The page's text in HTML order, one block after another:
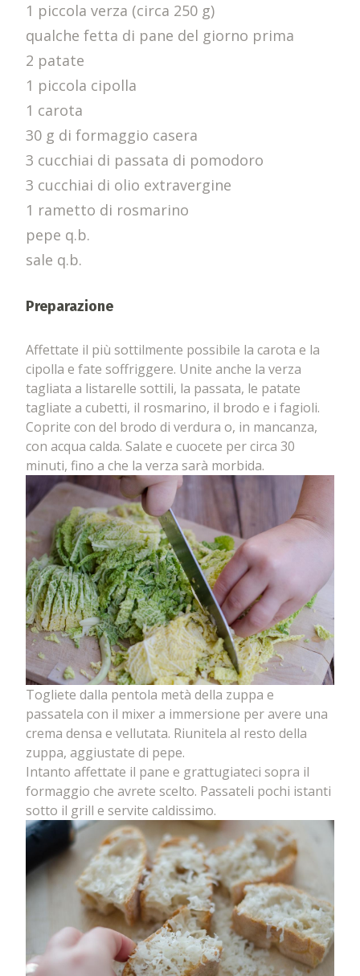
1 piccola verza (circa 250 g)
qualche fetta di pane del giorno prima
2 patate
1 piccola cipolla
1 carota
30 g di formaggio casera
3 cucchiai di passata di pomodoro
3 cucchiai di olio extravergine
1 rametto di rosmarino
pepe q.b.
sale q.b.
Preparazione
Affettate il più sottilmente possibile la carota e la
cipolla e fate soffriggere. Unite anche la verza
tagliata a listarelle sottili, la passata, le patate
tagliate a cubetti, il rosmarino, il brodo e i fagioli.
Coprite con del brodo di verdura o, in mancanza,
con acqua calda. Salate e cuocete per circa 30
minuti, fino a che la verza sarà morbida.
Togliete dalla pentola metà della zuppa e
passatela con il mixer a immersione per avere una
crema densa e vellutata. Riunitela al resto della
zuppa, aggiustate di pepe.
Intanto affettate il pane e grattugiateci sopra il
formaggio che avrete scelto. Passateli pochi istanti
sotto il grill e servite caldissimo.